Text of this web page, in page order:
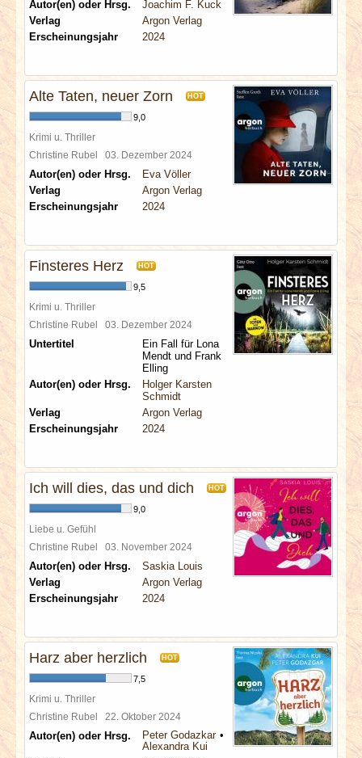
Autor(en) oder Hrsg.
Joachim F. Kuck
Verlag
Argon Verlag
Erscheinungsjahr
2024
Alte Taten, neuer Zorn HOT
9,0
Krimi u. Thriller
Christine Rubel 03. Dezember 2024
Autor(en) oder Hrsg.
Eva Völler
Verlag
Argon Verlag
Erscheinungsjahr
2024
Finsteres Herz HOT
9,5
Krimi u. Thriller
Christine Rubel 03. Dezember 2024
Untertitel
Ein Fall für Lona
Mendt und Frank
Elling
Autor(en) oder Hrsg.
Holger Karsten
Schmidt
Verlag
Argon Verlag
Erscheinungsjahr
2024
Ich will dies, das und dich HOT
9,0
Liebe u. Gefühl
Christine Rubel 03. November 2024
Autor(en) oder Hrsg.
Saskia Louis
Verlag
Argon Verlag
Erscheinungsjahr
2024
Harz aber herzlich HOT
7,5
Krimi u. Thriller
Christine Rubel 22. Oktober 2024
Autor(en) oder Hrsg.
Peter Godazkar
Alexandra Kui